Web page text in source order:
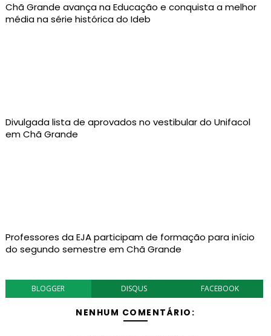
Chã Grande avança na Educação e conquista a melhor
média na série histórica do Ideb
Divulgada lista de aprovados no vestibular do Unifacol
em Chã Grande
Professores da EJA participam de formação para início
do segundo semestre em Chã Grande
BLOGGER DISQUS FACEBOOK
NENHUM COMENTÁRIO: